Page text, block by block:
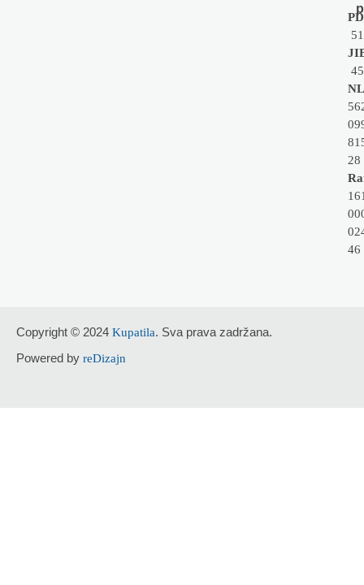
28
46
Copyright © 2024 Kupatila. Sva prava zadržana.
Powered by reDizajn